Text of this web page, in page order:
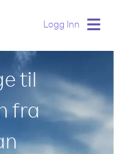
Logg Inn
til
fra